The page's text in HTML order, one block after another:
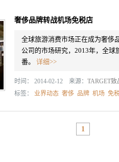
奢侈品牌转战机场免税店
全球旅游消费市场正在成为奢侈
公司的市场研究，2013年，全
番。 详细>>
时间： 2014-02-12 来源： TARGET致
标签： 业界动态 奢侈 品牌 机场 免
1